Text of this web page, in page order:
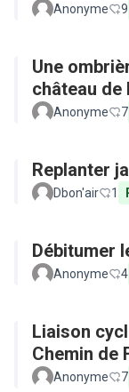
Anonyme 9
Une
château de
Anonyme 7
Replanter
Dbon'air 1
Débitumer
Anonyme 4
Liaison
Chemin de
Anonyme 7